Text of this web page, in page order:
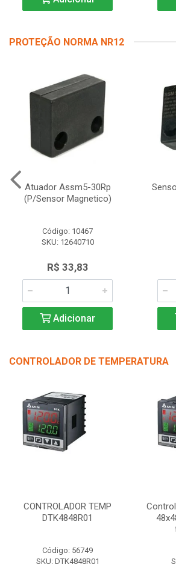
PROTEÇÃO NORMA NR12
Atuador Assm5-30Rp
(P/Sensor Magnetico)
Código: 10467
SKU: 12640710
R$ 33,83
Adicionar
CONTROLADOR DE TEMPERATURA
CONTROLADOR TEMP
DTK4848R01
Código: 56749
SKU: DTK4848R01